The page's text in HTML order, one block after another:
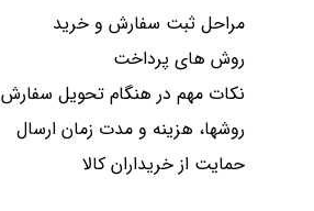
مراحل ثبت سفارش و خرید
روش های پرداخت
نکات مهم در هنگام تحویل سفارش
روشها، هزینه و مدت زمان ارسال
حمایت از خریداران کالا